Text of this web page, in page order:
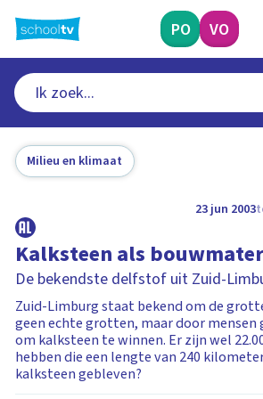
naar
hoofdinhoud
PO VO
Milieu en klimaat
23 jun 2003
Kalksteen als
De bekendste delfstof uit Zuid-
Zuid-Limburg staat bekend om de
geen echte grotten, maar door mensen
om kalksteen te winnen. Er zijn wel
hebben die een lengte van 240
kalksteen gebleven?